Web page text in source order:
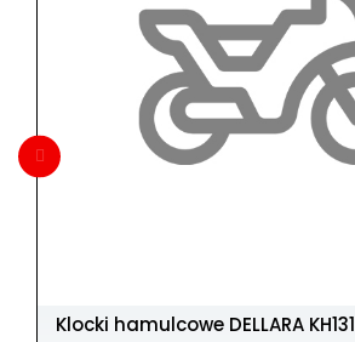
Klocki hamulcowe DELLARA KH131